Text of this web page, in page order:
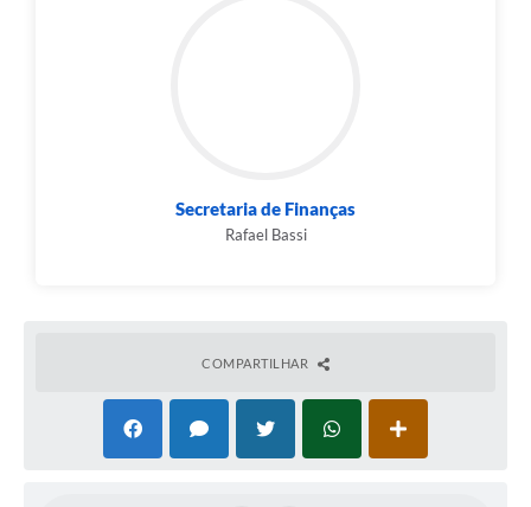
Secretaria de Finanças
Rafael Bassi
COMPARTILHAR